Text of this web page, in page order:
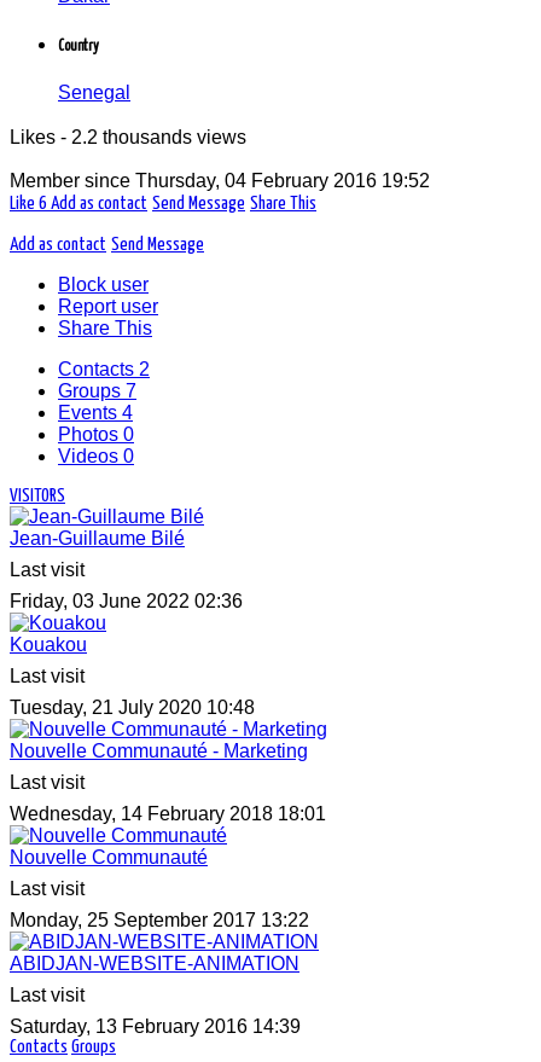
Country
Senegal
Likes - 2.2 thousands views
Member since Thursday, 04 February 2016 19:52
Like 6 Add as contact Send Message Share This
Add as contact Send Message
Block user
Report user
Share This
Contacts 2
Groups 7
Events 4
Photos 0
Videos 0
VISITORS
Jean-Guillaume Bilé
Last visit
Friday, 03 June 2022 02:36
Kouakou
Last visit
Tuesday, 21 July 2020 10:48
Nouvelle Communauté - Marketing
Last visit
Wednesday, 14 February 2018 18:01
Nouvelle Communauté
Last visit
Monday, 25 September 2017 13:22
ABIDJAN-WEBSITE-ANIMATION
Last visit
Saturday, 13 February 2016 14:39
Contacts Groups